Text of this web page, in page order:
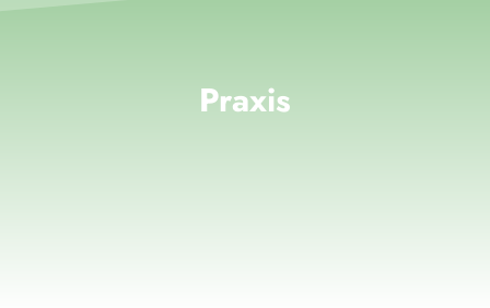
Praxis